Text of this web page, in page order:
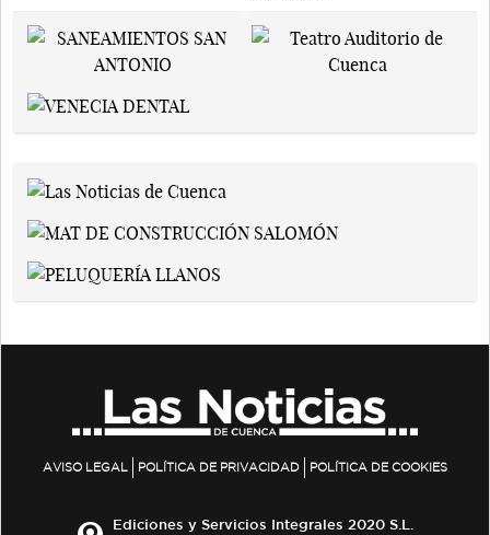
AVISO LEGAL POLÍTICA DE PRIVACIDAD POLÍTICA DE COOKIES
Ediciones y Servicios Integrales 2020 S.L.